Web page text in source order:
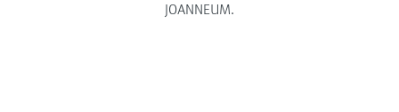
JOANNEUM.